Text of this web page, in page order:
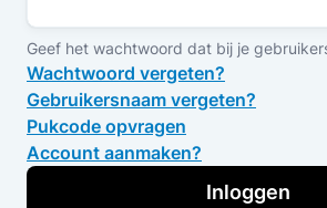
Geef het wachtwoord dat bij je
Wachtwoord vergeten?
Gebruikersnaam vergeten?
Pukcode opvragen
Account aanmaken?
Inloggen